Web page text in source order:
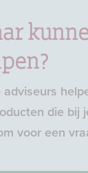
adviseurs
die bij
voor een